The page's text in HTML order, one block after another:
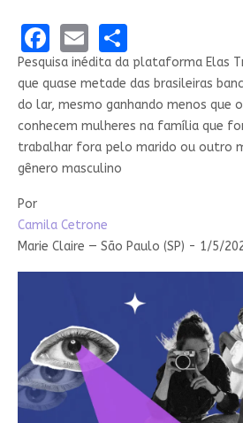
Facebook
EmailShare
Pesquisa inédita da plataforma Elas
que quase metade das brasileiras
do lar, mesmo ganhando menos que
conhecem mulheres na família que
trabalhar fora pelo marido ou outro
gênero masculino
Por
Camila Cetrone
Marie Claire — São Paulo (SP) - 1/5/